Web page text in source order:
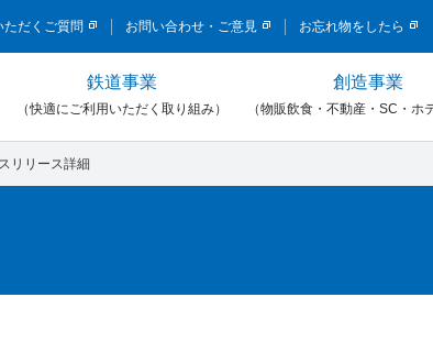
ただくご質問 お問い合わせ・ご意見 お忘れ物をしたら
鉄道事業
（快適にご利用いただく取り組み）
創造事業
（物販飲食・不動産・SC・ホ
リリース詳細